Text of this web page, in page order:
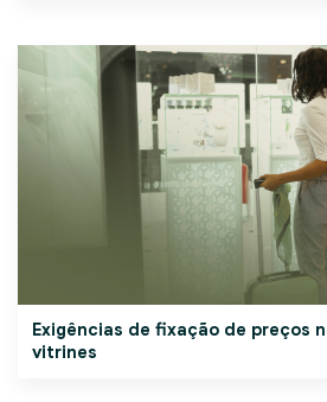
Exigências de fixação de preços
vitrines